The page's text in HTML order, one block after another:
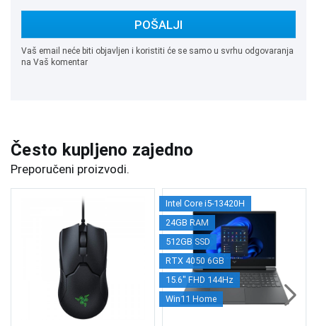
POŠALJI
Vaš email neće biti objavljen i koristiti će se samo u svrhu odgovaranja
na Vaš komentar
Često kupljeno zajedno
Preporučeni proizvodi.
Intel Core i5-13420H
24GB RAM
512GB SSD
RTX 4050 6GB
15.6" FHD 144Hz
Win11 Home